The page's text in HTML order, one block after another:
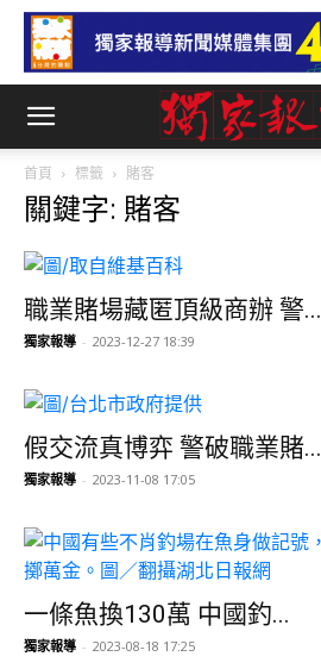
首頁 標籤 賭客
關鍵字: 賭客
職業賭場藏匿頂級商辦 警...
獨家報導 - 2023-12-27 18:39
假交流真博弈 警破職業賭...
獨家報導 - 2023-11-08 17:05
一條魚換130萬 中國釣...
獨家報導 - 2023-08-18 17:25